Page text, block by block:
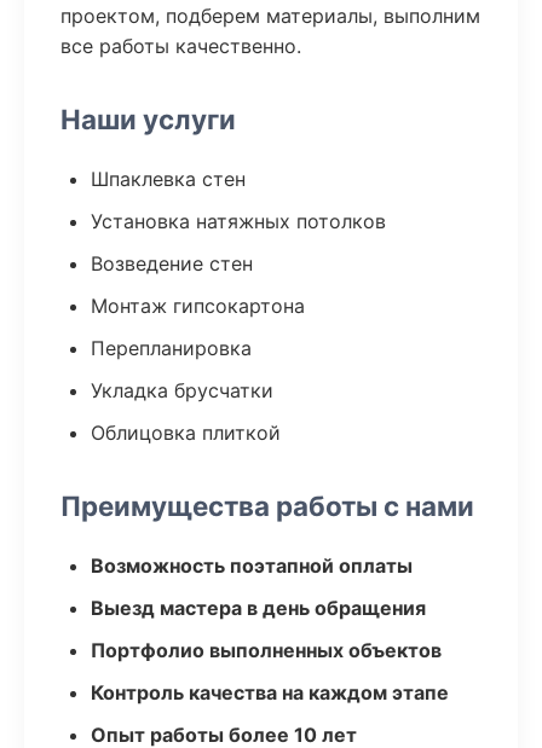
проектом, подберем материалы, выполним
все работы качественно.
Наши услуги
Шпаклевка стен
Установка натяжных потолков
Возведение стен
Монтаж гипсокартона
Перепланировка
Укладка брусчатки
Облицовка плиткой
Преимущества работы с нами
Возможность поэтапной оплаты
Выезд мастера в день обращения
Портфолио выполненных объектов
Контроль качества на каждом этапе
Опыт работы более 10 лет